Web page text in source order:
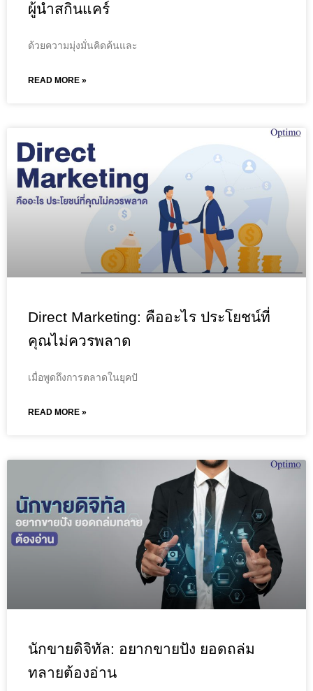
ผู้นำสกินแคร์
ด้วยความมุ่งมั่นคิดค้นและ
READ MORE »
Direct Marketing: คืออะไร ประโยชน์ที่
คุณไม่ควรพลาด
เมื่อพูดถึงการตลาดในยุคปั
READ MORE »
นักขายดิจิทัล: อยากขายปัง ยอดถล่ม
ทลายต้องอ่าน